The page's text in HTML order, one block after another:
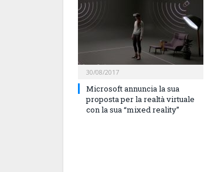
30/08/2017
Microsoft annuncia la sua
proposta per la realtà virtuale
con la sua “mixed reality”